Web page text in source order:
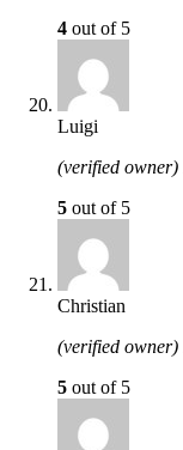
4 out of 5
Luigi
(verified owner)
5 out of 5
Christian
(verified owner)
5 out of 5